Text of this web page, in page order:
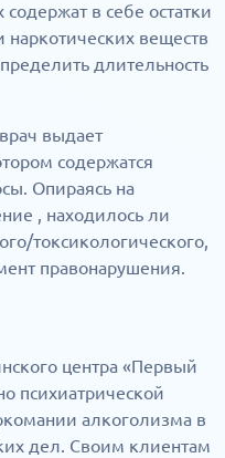
в себе остатки
наркотических веществ
длительность
выдает
содержатся
Опираясь на
, находилось ли
токсикологического,
правонарушения.
центра «Первый
психиатрической
алкоголизма в
дел. Своим клиентам